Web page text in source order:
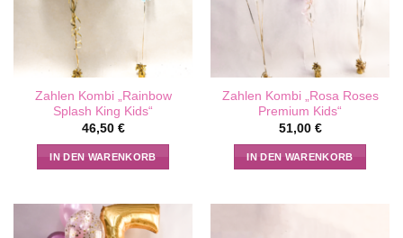
Zahlen Kombi „Rainbow
Splash King Kids“
46,50 €
IN DEN WARENKORB
Zahlen Kombi „Rosa Roses
Premium Kids“
51,00 €
IN DEN WARENKORB